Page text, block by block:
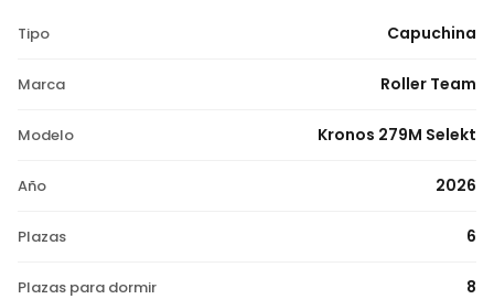
Tipo Capuchina
Marca Roller Team
Modelo Kronos 279M Selekt
Año 2026
Plazas 6
Plazas para dormir 8